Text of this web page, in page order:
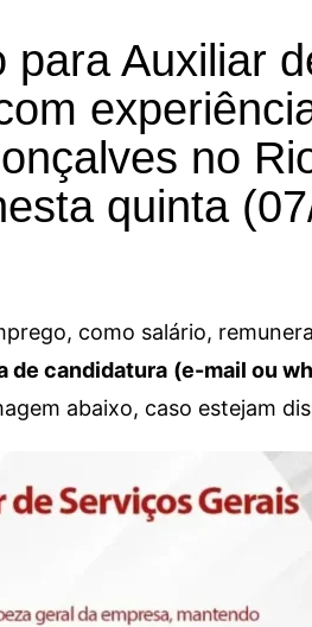
para Auxiliar
no
quinta
como salário,
de candidatura (e-mail ou
abaixo, caso estejam